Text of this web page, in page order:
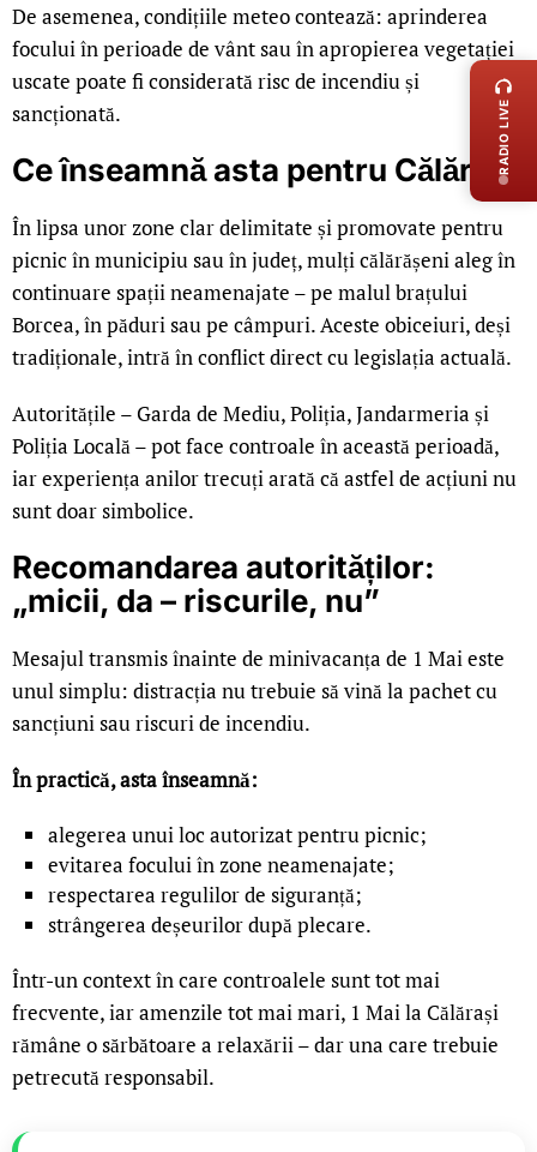
De asemenea, condițiile meteo contează: aprinderea
focului în perioade de vânt sau în apropierea vegetației
uscate poate fi considerată risc de incendiu și
sancționată.
Ce înseamnă asta pentru Călărași
În lipsa unor zone clar delimitate și promovate pentru
picnic în municipiu sau în județ, mulți călărășeni aleg în
continuare spații neamenajate – pe malul brațului
Borcea, în păduri sau pe câmpuri. Aceste obiceiuri, deși
tradiționale, intră în conflict direct cu legislația actuală.
Autoritățile – Garda de Mediu, Poliția, Jandarmeria și
Poliția Locală – pot face controale în această perioadă,
iar experiența anilor trecuți arată că astfel de acțiuni nu
sunt doar simbolice.
Recomandarea autorităților:
„micii, da – riscurile, nu”
Mesajul transmis înainte de minivacanța de 1 Mai este
unul simplu: distracția nu trebuie să vină la pachet cu
sancțiuni sau riscuri de incendiu.
În practică, asta înseamnă:
alegerea unui loc autorizat pentru picnic;
evitarea focului în zone neamenajate;
respectarea regulilor de siguranță;
strângerea deșeurilor după plecare.
Într-un context în care controalele sunt tot mai
frecvente, iar amenzile tot mai mari, 1 Mai la Călărași
rămâne o sărbătoare a relaxării – dar una care trebuie
petrecută responsabil.
RADIO LIVE